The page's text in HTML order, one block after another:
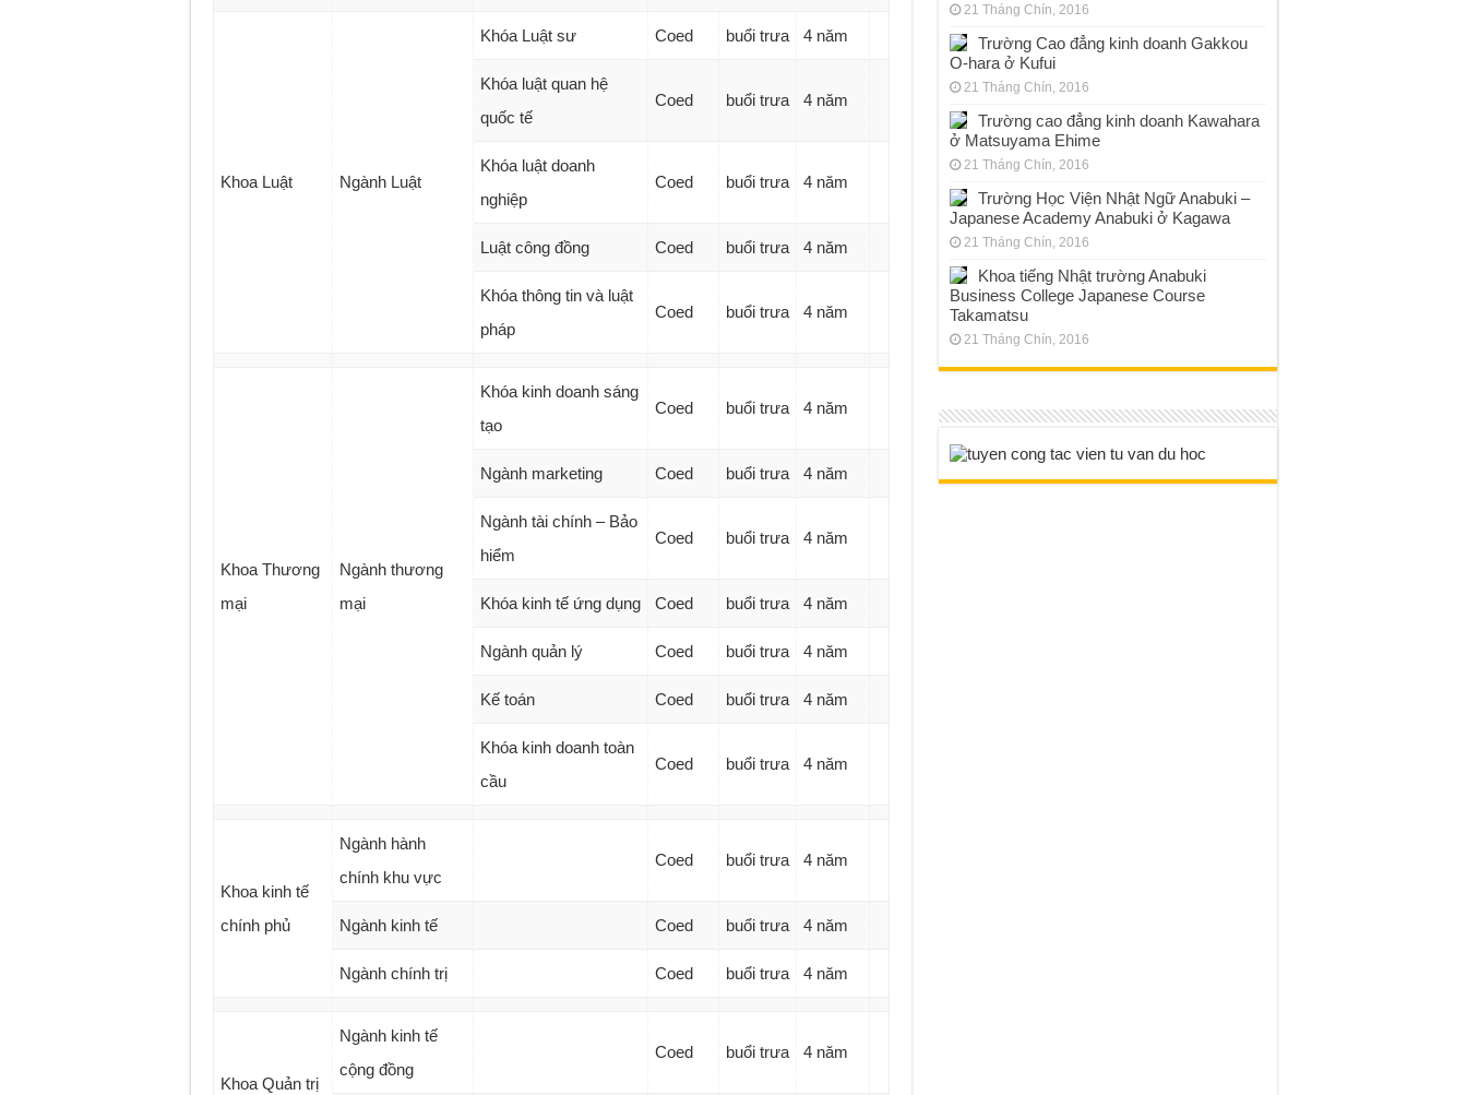
Khoa Luật Ngành Luật
Khóa Luật sư Coed buổi trưa 4 năm
Khóa luật quan hệ
quốc tế
Coed buổi trưa 4 năm
Khóa luật doanh
nghiệp
Coed buổi trưa 4 năm
Luật công đồng Coed buổi trưa 4 năm
Khóa thông tin và luật
pháp
Coed buổi trưa 4 năm
Khoa Thương
mại
Ngành thương
mại
Khóa kinh doanh sáng
tạo
Coed buổi trưa 4 năm
Ngành marketing Coed buổi trưa 4 năm
Ngành tài chính – Bảo
hiểm
Coed buổi trưa 4 năm
Khóa kinh tế ứng dụng Coed buổi trưa 4 năm
Ngành quản lý Coed buổi trưa 4 năm
Kế toán Coed buổi trưa 4 năm
Khóa kinh doanh toàn
cầu
Coed buổi trưa 4 năm
Khoa kinh tế
chính phủ
Ngành hành
chính khu vực
Coed buổi trưa 4 năm
Ngành kinh tế Coed buổi trưa 4 năm
Ngành chính trị Coed buổi trưa 4 năm
Khoa Quản trị
Ngành kinh tế
cộng đồng
Coed buổi trưa 4 năm
21 Tháng Chín, 2016
Trường Cao đẳng kinh doanh Gakkou
O-hara ở Kufui
21 Tháng Chín, 2016
Trường cao đẳng kinh doanh Kawahara
ở Matsuyama Ehime
21 Tháng Chín, 2016
Trường Học Viện Nhật Ngữ Anabuki –
Japanese Academy Anabuki ở Kagawa
21 Tháng Chín, 2016
Khoa tiếng Nhật trường Anabuki
Business College Japanese Course
Takamatsu
21 Tháng Chín, 2016